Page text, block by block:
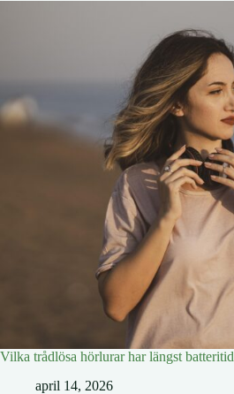
Vilka trådlösa hörlurar har längst batteritid
april 14, 2026